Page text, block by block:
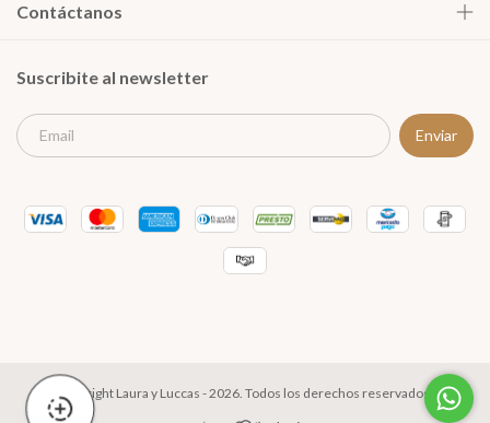
Contáctanos
Suscribite al newsletter
Copyright Laura y Luccas - 2026. Todos los derechos reservados.